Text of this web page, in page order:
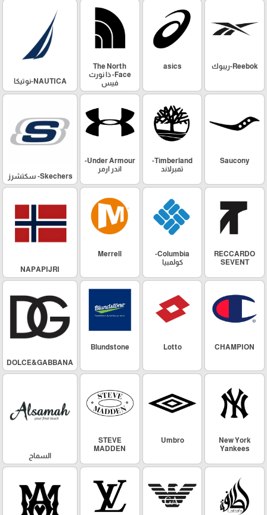
Reebok-ريبوك asics
The North
Face- ذا نورث
فيس
NAUTICA-نوتيكا
Saucony
Timberland-
تمبرلاند
Under Armour-
اندر ارمر
Skechers- سكتشرز
RECCARDO
SEVENT
Columbia-
كولمبيا
Merrell
NAPAPIJRI
CHAMPION
Lotto
Blundstone
DOLCE&GABBANA
New York
Yankees
Umbro
STEVE
MADDEN
السماح